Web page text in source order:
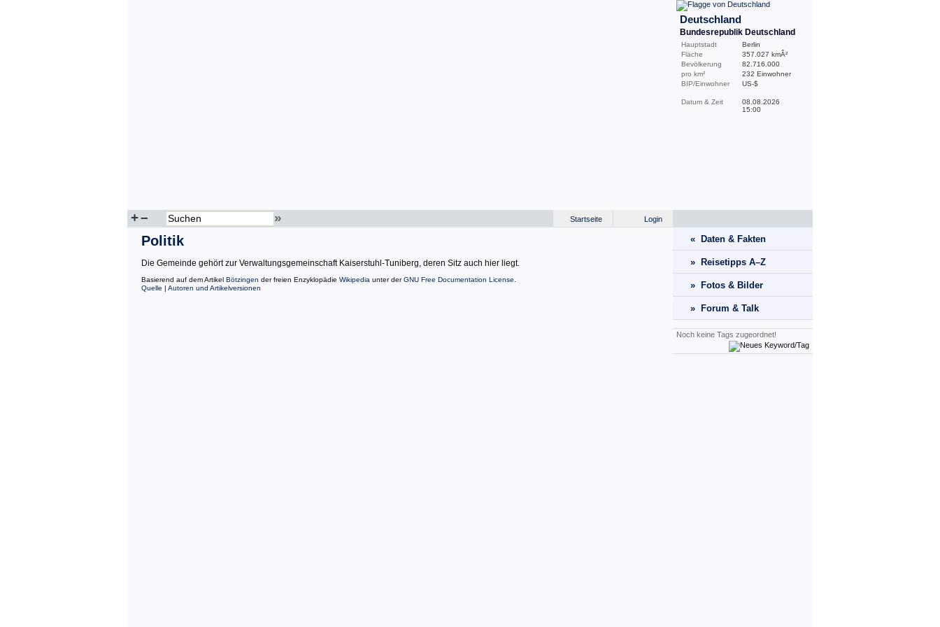
Deutschland
Bundesrepublik Deutschland
Hauptstadt
Berlin
Fläche
357.027 kmÂ²
Bevölkerung
82.716.000
pro km²
232 Einwohner
BIP/Einwohner
US-$
Datum & Zeit
08.08.2026
15:00
+– » Login
Startseite
Politik
Die Gemeinde gehört zur Verwaltungsgemeinschaft Kaiserstuhl-Tuniberg, deren Sitz auch hier liegt.
Basierend auf dem Artikel Bötzingen der freien Enzyklopädie Wikipedia unter derGNU Free Documentation License
Quelle | Autoren und Artikelversionen
« Daten & Fakten
» Reisetipps A–Z
» Fotos & Bilder
» Forum & Talk
Noch keine Tags zugeordnet!